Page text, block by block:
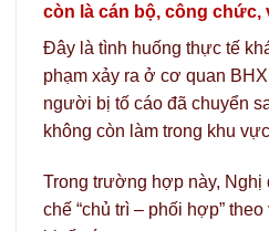
còn là cán bộ, công chức,
Đây là tình huống thực tế
phạm xảy ra ở cơ quan
người bị tố cáo đã chuyển
không còn làm trong khu
Trong trường hợp này, Nghị
chế “chủ trì – phối hợp”